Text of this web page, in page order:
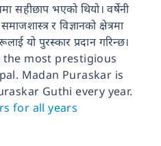
सहीछाप भएको थियो। वर्षेनी
र विज्ञानको क्षेत्रमा
यो पुरस्कार प्रदान गरिन्छ।
the most prestigious
Madan Puraskar is
Guthi every year.
for all years